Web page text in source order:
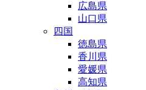
広島県
山口県
四国
徳島県
香川県
愛媛県
高知県